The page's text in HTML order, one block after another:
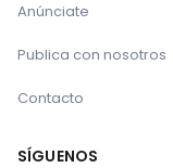
Anúnciate
Publica con nosotros
Contacto
SÍGUENOS